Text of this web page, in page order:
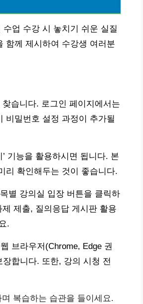
업 수강 시 놓치기 쉬운 실질
함께 제시하여 수강생 여러분
습니다. 로그인 페이지에서는
비밀번호 설정 과정이 추가될
기능을 활용하시면 됩니다. 본
리 확인해두는 것이 좋습니다.
별 강의실 입장 버튼을 클릭하
제출, 질의응답 게시판 활용
.
브라우저(Chrome, Edge 권
합니다. 또한, 강의 시청 전
복습하는 습관을 들이세요.